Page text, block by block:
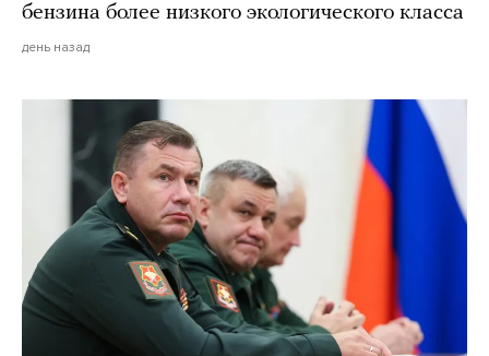
бензина более низкого экологического класса
день назад